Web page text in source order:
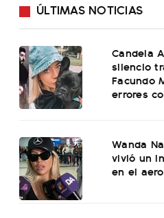
ÚLTIMAS NOTICIAS
Candela
silencio
Facundo
errores
Wanda
vivió un
en el